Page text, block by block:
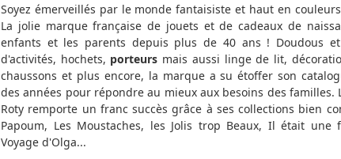
Soyez émerveillés par le monde fantaisiste et haut en couleurs
La jolie marque française de jouets et de cadeaux de
enfants et les parents depuis plus de 40 ans ! Doudous et
d'activités, hochets, porteurs mais aussi linge de lit,
chaussons et plus encore, la marque a su étoffer son
des années pour répondre au mieux aux besoins des familles.
Roty remporte un franc succès grâce à ses collections bien
Papoum, Les Moustaches, les Jolis trop Beaux, Il était une
Voyage d'Olga...